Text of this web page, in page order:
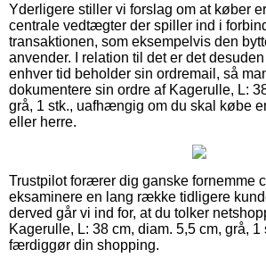
Yderligere stiller vi forslag om at køber
centrale vedtægter der spiller ind i
transaktionen, som eksempelvis den
anvender. I relation til det er det desuden
enhver tid beholder sin ordremail, så
dokumentere sin ordre af Kagerulle, L:
grå, 1 stk., uafhængig om du skal købe
eller herre.
Trustpilot forærer dig ganske fornemme
eksaminere en lang række tidligere
derved går vi ind for, at du tolker
Kagerulle, L: 38 cm, diam. 5,5 cm, grå, 1
færdiggør din shopping.